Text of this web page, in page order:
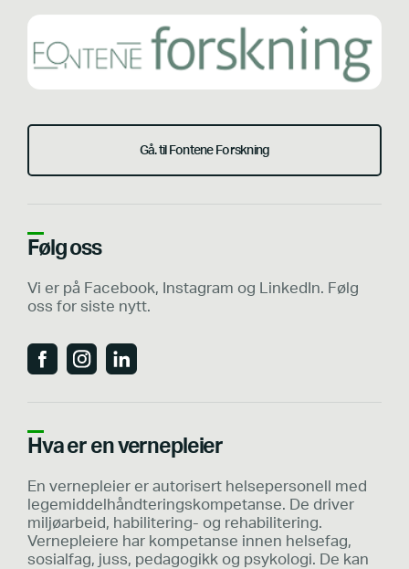
Gå. til Fontene Forskning
Følg oss
Vi er på Facebook, Instagram og LinkedIn. Følg
oss for siste nytt.
Hva er en vernepleier
En vernepleier er autorisert helsepersonell med
legemiddelhåndteringskompetanse. De driver
miljøarbeid, habilitering- og rehabilitering.
Vernepleiere har kompetanse innen helsefag,
sosialfag, juss, pedagogikk og psykologi. De kan